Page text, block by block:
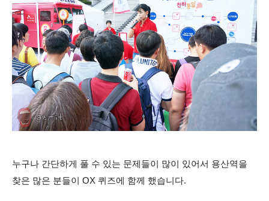
누구나 간단하게 풀 수 있는 문제들이 많이 있어서 용산역을
찾은 많은 분들이 OX 퀴즈에 함께 했습니다.